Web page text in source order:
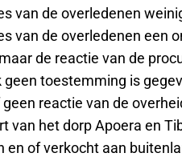
van de overledenen
van de overledenen een
de reactie van de
geen toestemming is
geen reactie van de
van het dorp Apoera en
en of verkocht aan